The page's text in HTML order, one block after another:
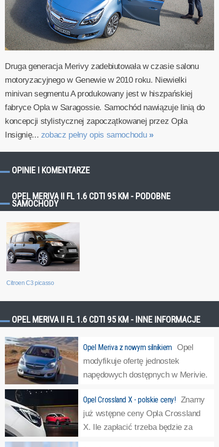
Druga generacja Merivy zadebiutowała w czasie salonu
motoryzacyjnego w Genewie w 2010 roku. Niewielki
minivan segmentu A produkowany jest w hiszpańskiej
fabryce Opla w Saragossie. Samochód nawiązuje linią do
koncepcji stylistycznej zapoczątkowanej przez Opla
Insignię... zobacz pełny opis samochodu »
OPINIE I KOMENTARZE
OPEL MERIVA II FL 1.6 CDTI 95 KM - PODOBNE
SAMOCHODY
Citroen C3 picasso
OPEL MERIVA II FL 1.6 CDTI 95 KM - INNE INFORMACJE
Opel Meriva z nowym silnikiem Opel
modyfikuje ofertę jednostek
napędowych dostępnych w Merivie.
mocy 95 KM. Do tej pory Opel Meriva, który jesienią
ubiegłego roku przeszedł face-lifting, oferowany był z
dwoma wersjami silnika 1.6 CDTI: o mocy 136 i...
»
Opel Crossland X - polskie ceny! Znamy
już wstępne ceny Opla Crossland
X. Ile zapłacić trzeba będzie za